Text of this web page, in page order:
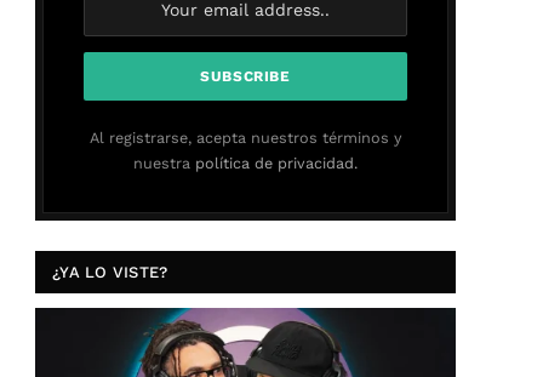
Al registrarse, acepta nuestros términos y
nuestra política de privacidad.
¿YA LO VISTE?